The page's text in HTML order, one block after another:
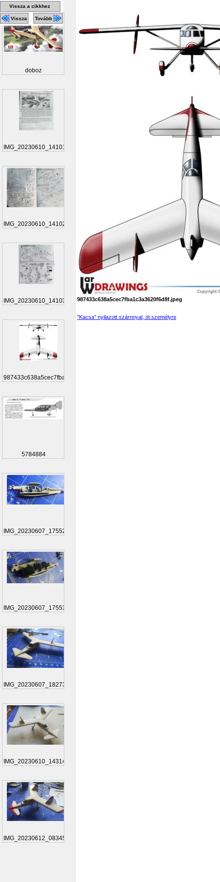
987433c638a5cec7fba1c3a3620f6d8f.jpeg
"Kacsa" nyilazott szárnnyal, öt személyre
Vissza a cikkhez
Vissza Tovább
doboz
IMG_20230610_141010
IMG_20230610_141027
IMG_20230610_141037
987433c638a5cec7fba1...
5784884
IMG_20230607_175525
IMG_20230607_175535
IMG_20230607_182739
IMG_20230610_143149
IMG_20230612_083456